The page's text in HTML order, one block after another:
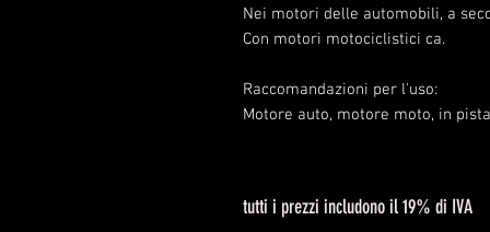
Nei motori delle automobili, a
Con motori motociclistici ca.
Raccomandazioni per l'uso:
Motore auto, motore moto, in
tutti i prezzi includono il 19% di IVA